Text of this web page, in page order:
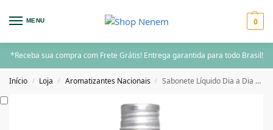
MENU 0
*Receba sua compra com Frete Grátis! Entrega garantida para todo Brasil!
Início / Loja / Aromatizantes Nacionais / Sabonete Líquido Dia a Dia Refil 500ml Perolado Sândalo e Cassis – Acqua Aroma